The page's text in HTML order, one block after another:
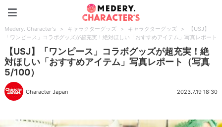
Medery. Character's > キャラクターグッズ > キャラクターグッズ >
【USJ】
「ワンピース」コラボグッズが超充実！絶対ほしい「おすすめアイテム」写真レポート
【USJ】「ワンピース」コラボグッズが超充実！絶
対ほしい「おすすめアイテム」写真レポート（写真
5/100）
Character Japan 2023.7.19 18:30